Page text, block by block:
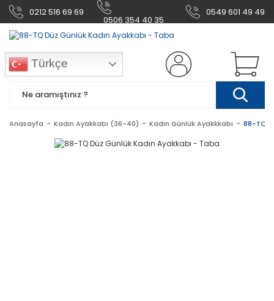
0212 516 69 69
0506 354 40 35
0549 601 49 49
Türkçe
Anasayfa Kadın Ayakkabı (36-40) Kadın Günlük Ayakkkabı 88-TQ